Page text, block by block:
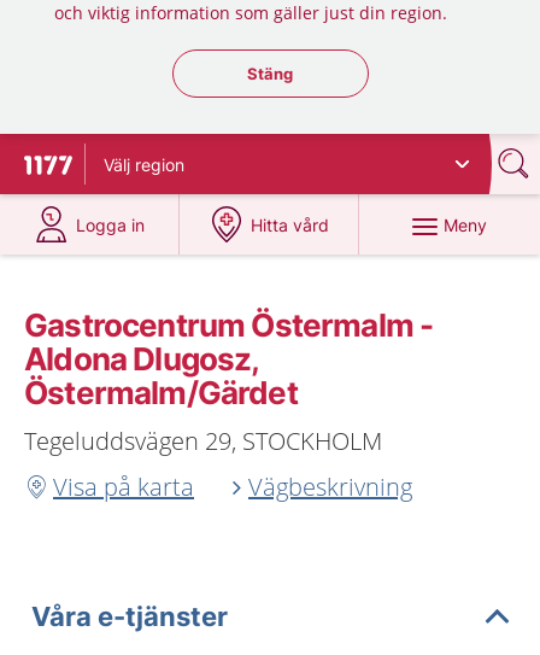
och viktig information som gäller just din region.
Stäng regionsväljaren
Stäng
Till startsidan för 1177
Välj region
Logga in
på 1177.se
Hitta vård
på 1177.se
Meny
Gastrocentrum Östermalm -
Aldona Dlugosz,
Östermalm/Gärdet
Tegeluddsvägen 29, STOCKHOLM
Visa på karta
Vägbeskrivning
Våra e-tjänster